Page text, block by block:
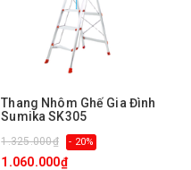
Thang Nhôm Ghế Gia Đình
Sumika SK305
1.325.000₫ - 20%
1.060.000₫